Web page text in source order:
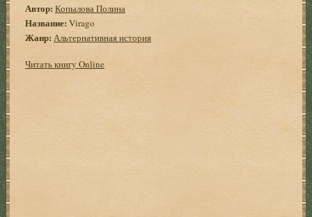
Автор: Копылова Полина
Название: Virago
Жанр: Альтернативная история
Читать книгу Online